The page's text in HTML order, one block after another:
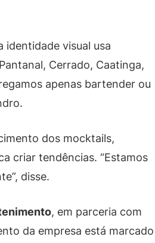
identidade visual usa
Cerrado, Caatinga,
apenas bartender ou
dos mocktails,
criar tendências. “Estamos
disse.
, em parceria com
da empresa está marcado